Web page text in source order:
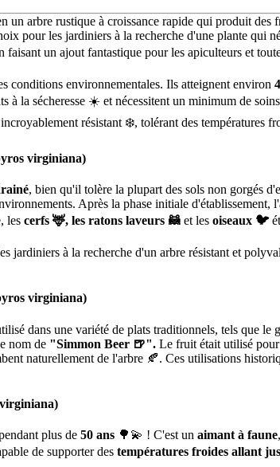
un arbre rustique à croissance rapide qui produit
pour les jardiniers à la recherche d'une plante qui
un ajout fantastique pour les apiculteurs et
conditions environnementales. Ils atteignent environ
la sécheresse ☀️ et nécessitent un minimum de
résistant ❄️, tolérant des températures
virginiana)
, bien qu'il tolère la plupart des sols non gorgés
Après la phase initiale
les cerfs 🦌, les ratons laveurs 🦝 et les oiseaux 🐦
jardiniers à la recherche d'un arbre résistant et
virginiana)
dans une variété de plats traditionnels, tels que
nom de "Simmon Beer 🍺". Le fruit était utilisé
naturellement de l'arbre 🍂. Ces utilisations
plus de 50 ans 🌳💫 ! C'est un aimant à faune
de supporter des températures froides allant